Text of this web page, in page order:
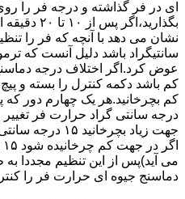
سانتیگراد باشد دلیل آنست که
عوض کرد.اگر اختلاف درجه
کم باشد دکمه کنترل را بسته و
درجه سانتی گراد حرارت فر تغییر
جهت زیاد
می آید)پس از این تنظیم مجددا
دماسنج جیوه ای حرارت فر را